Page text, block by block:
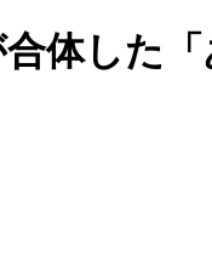
体した